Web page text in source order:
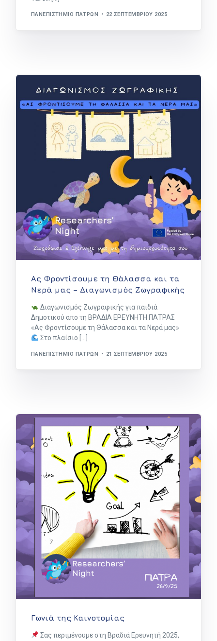
ΠΑΝΕΠΙΣΤΉΜΙΟ ΠΑΤΡΏΝ 22 ΣΕΠΤΕΜΒΡΊΟΥ 2025
Ας Φροντίσουμε τη Θάλασσα και τα
Νερά μας – Διαγωνισμός Ζωγραφικής
Διαγωνισμός Ζωγραφικής για παιδιά
Δημοτικού απο τη ΒΡΑΔΙΑ ΕΡΕΥΝΗΤΗ ΠΑΤΡΑΣ
«Ας Φροντίσουμε τη Θάλασσα και τα Νερά μας»
Στο πλαίσιο […]
ΠΑΝΕΠΙΣΤΉΜΙΟ ΠΑΤΡΏΝ 21 ΣΕΠΤΕΜΒΡΊΟΥ 2025
Γωνιά της Καινοτομίας
Σας περιμένουμε στη Βραδιά Ερευνητή 2025,